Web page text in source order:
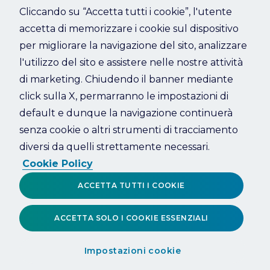
Refresh
Cliccando su “Accetta tutti i cookie”, l'utente
accetta di memorizzare i cookie sul dispositivo
per migliorare la navigazione del sito, analizzare
l'utilizzo del sito e assistere nelle nostre attività
di marketing. Chiudendo il banner mediante
click sulla X, permarranno le impostazioni di
default e dunque la navigazione continuerà
senza cookie o altri strumenti di tracciamento
diversi da quelli strettamente necessari.
Cookie Policy
Impostazioni cookie
ACCETTA SOLO I COOKIE ESSENZIALI
ACCETTA TUTTI I COOKIE